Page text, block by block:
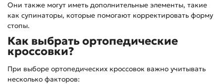
Они также могут иметь дополнительные элементы, такие
как супинаторы, которые помогают корректировать форму
стопы.
Как выбрать ортопедические
кроссовки?
При выборе ортопедических кроссовок важно учитывать
несколько факторов: